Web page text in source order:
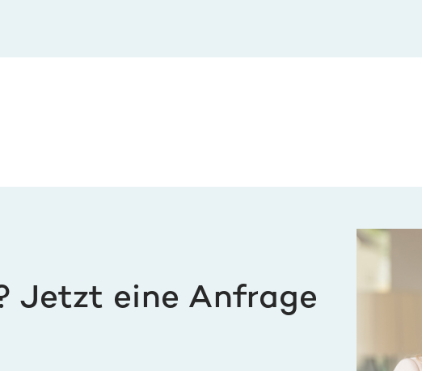
Jetzt eine Anfrage